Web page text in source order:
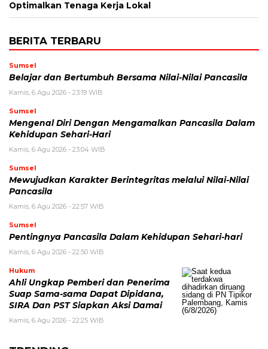
Optimalkan Tenaga Kerja Lokal
BERITA TERBARU
Sumsel
Belajar dan Bertumbuh Bersama Nilai-Nilai Pancasila
Kamis, 6 Agu 2026 - 23:19 WIB
Sumsel
Mengenal Diri Dengan Mengamalkan Pancasila Dalam
Kehidupan Sehari-Hari
Kamis, 6 Agu 2026 - 23:04 WIB
Sumsel
Mewujudkan Karakter Berintegritas melalui Nilai-Nilai
Pancasila
Kamis, 6 Agu 2026 - 22:57 WIB
Sumsel
Pentingnya Pancasila Dalam Kehidupan Sehari-hari
Kamis, 6 Agu 2026 - 22:50 WIB
Hukum
Ahli Ungkap Pemberi dan Penerima
Suap Sama-sama Dapat Dipidana,
SIRA Dan PST Siapkan Aksi Damai
Kamis, 6 Agu 2026 - 22:25 WIB